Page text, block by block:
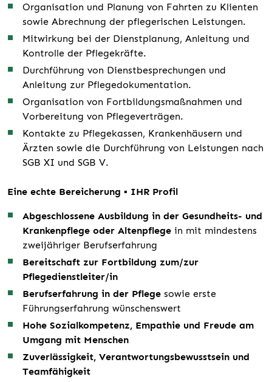
Organisation und Planung von Fahrten zu Klienten
sowie Abrechnung der pflegerischen Leistungen.
Mitwirkung bei der Dienstplanung, Anleitung und
Kontrolle der Pflegekräfte.
Durchführung von Dienstbesprechungen und
Anleitung zur Pflegedokumentation.
Organisation von Fortbildungsmaßnahmen und
Vorbereitung von Pflegeverträgen.
Kontakte zu Pflegekassen, Krankenhäusern und
Ärzten sowie die Durchführung von Leistungen nach
SGB XI und SGB V.
Eine echte Bereicherung ▪ IHR Profil
Abgeschlossene Ausbildung in der Gesundheits- und
Krankenpflege oder Altenpflegein mit mindestens
zweijähriger Berufserfahrung
Bereitschaft zur Fortbildung zum/zur
Pflegedienstleiter/in
Berufserfahrung in der Pflege sowie erste
Führungserfahrung wünschenswert
Hohe Sozialkompetenz, Empathie und Freude am
Umgang mit Menschen
Zuverlässigkeit, Verantwortungsbewusstsein und
Teamfähigkeit